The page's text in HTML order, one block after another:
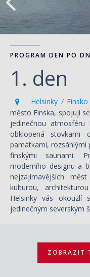
PROGRAM DEN PO
1. den
Helsinky /
město Finska, spojují
jedinečnou
obklopená stovkami
památkami, rozsáhlými
finskými saunami.
moderního designu a
nejzajímavějších
kulturou,
Helsinky vás okouzlí
jedinečným severským
ZOBRAZIT